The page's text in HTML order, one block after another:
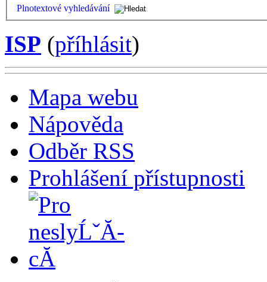
Plnotextové vyhledávání
ISP (příhlásit)
Mapa webu
Nápověda
Odběr RSS
Prohlášení přístupnosti